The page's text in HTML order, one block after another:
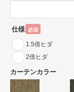
仕様 必須
1.5倍ヒダ
2倍ヒダ
カーテンカラー